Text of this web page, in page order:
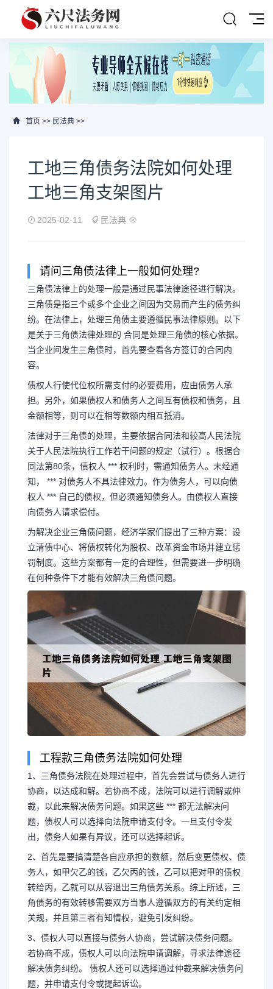
首页 >> 民法典 >>
工地三角债务法院如何处理
工地三角支架图片
2025-02-11 民法典
请问三角债法律上一般如何处理?
三角债法律上的处理一般是通过民事法律途径进行解决。
三角债是指三个或多个企业之间因为交易而产生的债务纠
纷。在法律上，处理三角债主要遵循民事法律原则。以下
是关于三角债法律处理的 合同是处理三角债的核心依据。
当企业间发生三角债时，首先要查看各方签订的合同内
容。
债权人行使代位权所需支付的必要费用，应由债务人承
担。另外，如果债权人和债务人之间互有债权和债务，且
金额相等，则可以在相等数额内相互抵消。
法律对于三角债的处理，主要依据合同法和较高人民法院
关于人民法院执行工作若干问题的规定（试行）。根据合
同法第80条，债权人 *** 权利时，需通知债务人。未经通
知， *** 对债务人不具法律效力。作为债务人，可以向债
权人 *** 自己的债权，但必须通知债务人。由债权人直接
向债务人请求偿付。
为解决企业三角债问题，经济学家们提出了三种方案：设
立清债中心、将债权转化为股权、改革资金市场并建立惩
罚制度。这些方案都有一定的合理性，但需要进一步明确
在何种条件下才能有效解决三角债问题。
工程款三角债务法院如何处理
1、三角债务法院在处理过程中，首先会尝试与债务人进行
协商，以达成和解。若协商不成，法院可以进行调解或仲
裁，以此来解决债务问题。如果这些 *** 都无法解决问
题，债权人可以选择向法院申请支付令。一旦支付令发
出，债务人如果有异议，还可以选择起诉。
2、首先是要搞清楚各自应承担的数额，然后变更债权、债
务人，如甲欠乙的钱，乙欠丙的钱，乙可以把对甲的债权
转给丙，乙就可以从容退出三角债务关系。综上所述，三
角债务的有效转移需要双方当事人遵循双方的有关约定相
关规，并且第三者有知情权，避免引发纠纷。
3、债权人可以直接与债务人协商，尝试解决债务问题。
若协商不成，债权人可以向法院申请调解，寻求法律途径
解决债务纠纷。 债权人还可以选择通过仲裁来解决债务问
题，并申请支付令或提起诉讼。
工地三角债务法院如何
架图片
三角债法律上的处理一般是通
决。三角债是指三个或多个企业之
纠纷。在法律上，处理三角债主要
是关于三角债...
长按图片识别二维